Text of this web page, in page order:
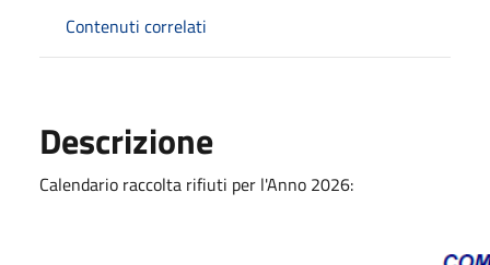
Contenuti correlati
Descrizione
Calendario raccolta rifiuti per l'Anno 2026: